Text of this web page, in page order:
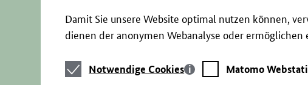
Damit Sie unsere Website optimal nutzen können,
dienen der anonymen Webanalyse oder
Notwendige
Cookies
Notwendige Cookies
Matomo
Webstatistik
Matomo